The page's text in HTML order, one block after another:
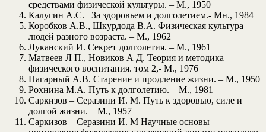
средствами физической культуры. – М., 1950
Калугин А.С. За здоровьем и долголетием.- Мн., 1984
Коробков А.В., Шкурдода В.А. Физическая культура
людей разного возраста. – М., 1962
Луканский И. Секрет долголетия. – М., 1961
Матвеев Л П., Новиков А Д. Теория и методика
физического воспитания. том 2,- М., 1976
Нагарный А.В. Старение и продление жизни. – М., 1950
Рохнина М.А. Путь к долголетию. – М., 1981
Саркизов – Серазини И. М. Путь к здоровью, силе и
долгой жизни. – М., 1957
Саркизов – Серазини И. М Научные основы